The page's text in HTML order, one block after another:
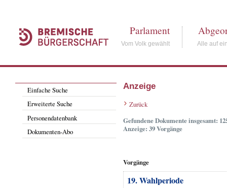
Parlament
Vom Volk gewählt Alle auf
Einfache Suche
Erweiterte Suche
Personendatenbank
Dokumenten-Abo
Anzeige
Zurück
Gefundene Dokumente insgesamt:
Anzeige: 39 Vorgänge
Vorgänge
19. Wahlperiode